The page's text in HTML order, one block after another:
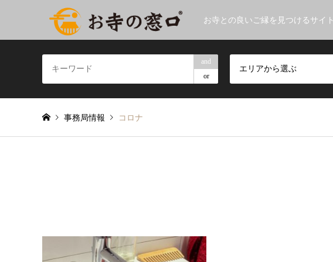
お寺との良いご縁を見つけるサイト
and
or
エリアから選ぶ
事務局情報 コロナ